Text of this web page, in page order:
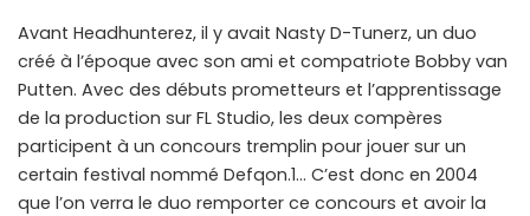
Avant Headhunterez, il y avait Nasty D-Tunerz, un duo
créé à l’époque avec son ami et compatriote Bobby van
Putten. Avec des débuts prometteurs et l’apprentissage
de la production sur FL Studio, les deux compères
participent à un concours tremplin pour jouer sur un
certain festival nommé Defqon.1… C’est donc en 2004
que l’on verra le duo remporter ce concours et avoir la